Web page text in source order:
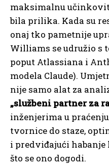
maksimalnu
bila prilika. Kada su
onaj tko pametnije
Williams se udružio s
poput Atlassiana i
modela Claude).
nije samo alat za
„službeni partner za
inženjerima u
tvornice do staze,
i predviđajući
što se ono dogodi.